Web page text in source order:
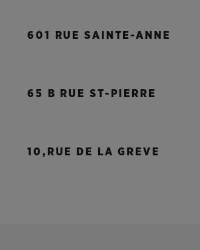
601 RUE SAINTE-ANNE
65 B RUE ST-PIERRE
10,RUE DE LA GREVE